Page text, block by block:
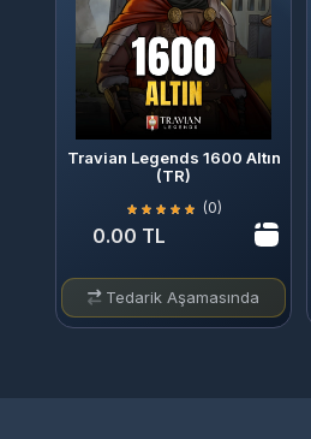
Travian Legends 1600 Altın
(TR)
(0)
0.00 TL
Tedarik Aşamasında